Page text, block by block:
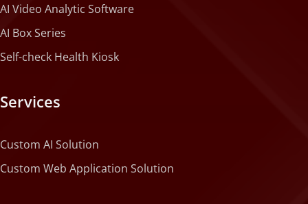
AI Video Analytic Software
AI Box Series
Self-check Health Kiosk
Services
Custom AI Solution
Custom Web Application Solution